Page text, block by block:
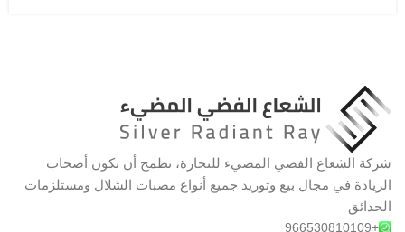
شركة الشعاع الفضي المضيء للتجارة، نطمح أن نكون أصحاب
الريادة في مجال بيع وتوريد جميع أنواع مصبات الشلال ومستلزمات
الحدائق
+966530810109